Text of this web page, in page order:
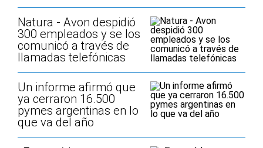
Natura - Avon despidió
300 empleados y se los
comunicó a través de
llamadas telefónicas
Un informe afirmó que
ya cerraron 16.500
pymes argentinas en lo
que va del año